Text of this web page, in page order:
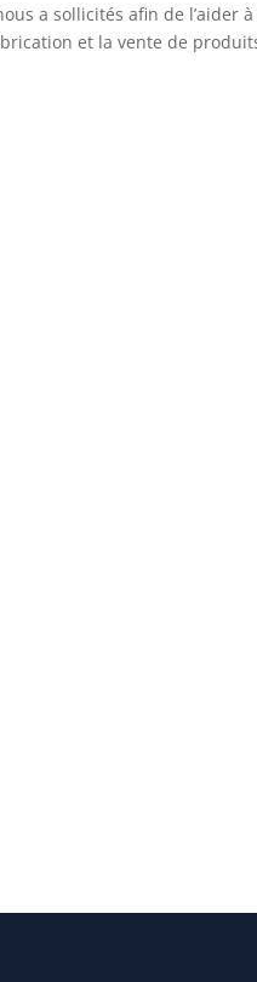
a sollicités afin de l’aider
et la vente de